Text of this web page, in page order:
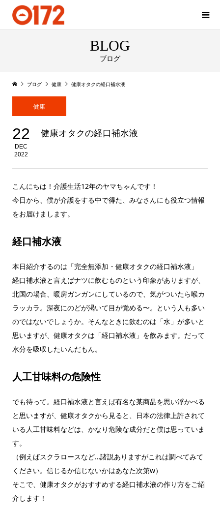
BLOG
ブログ
ブログ 健康 健康オタクの経口補水液
健康
22
DEC
2022
健康オタクの経口補水液
こんにちは！介護生活12年のヤマちゃんです！
今日から、僕が介護をする中で得た、みなさんにも役立つ情報
をお届けまします。
経口補水液
本日紹介するのは「完全無添加・健康オタクの経口補水液」
経口補水液と言えばナツに飲むものという印象がありますが、
北国の場合、暖房ガンガンにしているので、気がついたら喉カ
ラッカラ。深夜にのどが渇いて目が覚める〜。という人も多い
のではないでしょうか。そんなときに飲むのは「水」が多いと
思いますが、健康オタクは「経口補水液」を飲みます。だって
水分を吸収したいんだもん。
人工甘味料の危険性
でも待って。経口補水液と言えば有名な某商品を思い浮かべる
と思いますが、健康オタクから見ると、日本の法律上許されて
いる人工甘味料などは、かなり危険な成分だと僕は思っていま
す。
（例えばスクラロースなど…諸説ありますがこれは調べてみて
ください。信じるか信じないかはあなた次第w）
そこで、健康オタクがおすすめする経口補水液の作り方をご紹
介します！